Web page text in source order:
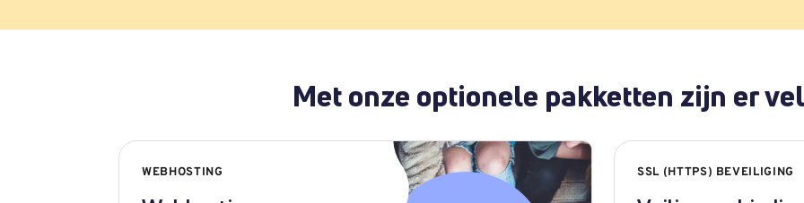
Met onze optionele pakketten zijn er
WEBHOSTING SSL (HTTPS) BEVEILIGING